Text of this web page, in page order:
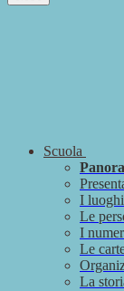
Scuola
I luoghi
Le
I
Le
La